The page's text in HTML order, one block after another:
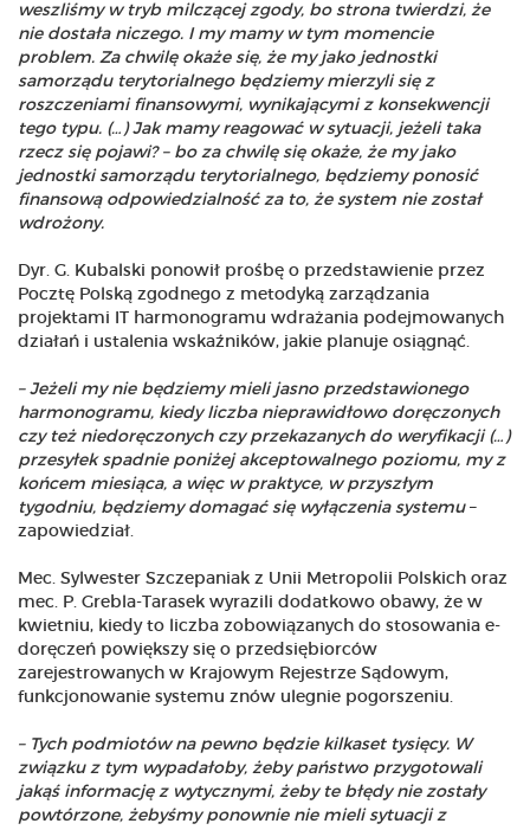
weszliśmy w tryb milczącej zgody, bo strona twierdzi, że
nie dostała niczego. I my mamy w tym momencie
problem. Za chwilę okaże się, że my jako jednostki
samorządu terytorialnego będziemy mierzyli się z
roszczeniami finansowymi, wynikającymi z konsekwencji
tego typu. (…) Jak mamy reagować w sytuacji, jeżeli taka
rzecz się pojawi? – bo za chwilę się okaże, że my jako
jednostki samorządu terytorialnego, będziemy ponosić
finansową odpowiedzialność za to, że system nie został
wdrożony.
Dyr. G. Kubalski ponowił prośbę o przedstawienie przez
Pocztę Polską zgodnego z metodyką zarządzania
projektami IT harmonogramu wdrażania podejmowanych
działań i ustalenia wskaźników, jakie planuje osiągnąć.
– Jeżeli my nie będziemy mieli jasno przedstawionego
harmonogramu, kiedy liczba nieprawidłowo doręczonych
czy też niedoręczonych czy przekazanych do weryfikacji (…)
przesyłek spadnie poniżej akceptowalnego poziomu, my z
końcem miesiąca, a więc w praktyce, w przyszłym
tygodniu, będziemy domagać się wyłączenia systemu–
zapowiedział.
Mec. Sylwester Szczepaniak z Unii Metropolii Polskich oraz
mec. P. Grebla-Tarasek wyrazili dodatkowo obawy, że w
kwietniu, kiedy to liczba zobowiązanych do stosowania e-
doręczeń powiększy się o przedsiębiorców
zarejestrowanych w Krajowym Rejestrze Sądowym,
funkcjonowanie systemu znów ulegnie pogorszeniu.
– Tych podmiotów na pewno będzie kilkaset tysięcy. W
związku z tym wypadałoby, żeby państwo przygotowali
jakąś informację z wytycznymi, żeby te błędy nie zostały
powtórzone, żebyśmy ponownie nie mieli sytuacji z